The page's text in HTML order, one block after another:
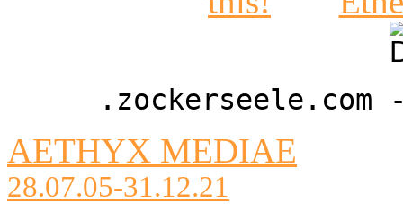
AETHYX MEDIAE
28.07.05-31.12.21